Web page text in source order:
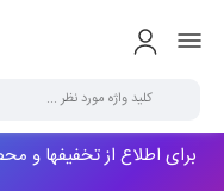
برای اطلاع از تخفیفها و